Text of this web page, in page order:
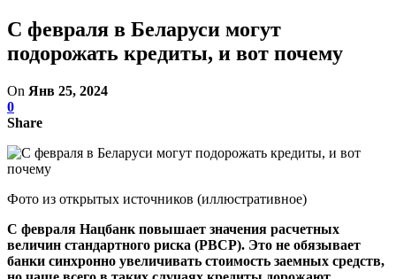
С февраля в Беларуси могут
подорожать кредиты, и вот почему
On Янв 25, 2024
0
Share
Фото из открытых источников (иллюстративное)
С февраля Нацбанк повышает значения расчетных
величин стандартного риска (РВСР). Это не обязывает
банки синхронно увеличивать стоимость заемных средств,